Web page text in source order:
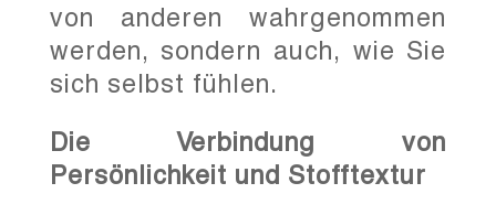
von anderen wahrgenommen
werden, sondern auch, wie Sie
sich selbst fühlen.
Die Verbindung von
Persönlichkeit und Stofftextur